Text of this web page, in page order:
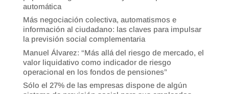
automática
Más negociación colectiva, automatismos e
información al ciudadano: las claves para impulsar
la previsión social complementaria
Manuel Álvarez: “Más allá del riesgo de mercado, el
valor liquidativo como indicador de riesgo
operacional en los fondos de pensiones”
Sólo el 27% de las empresas dispone de algún